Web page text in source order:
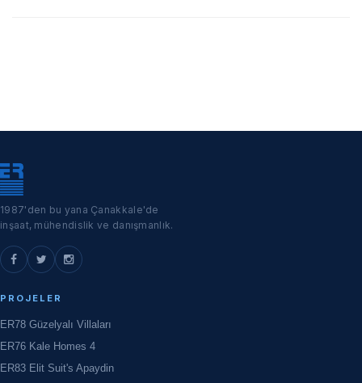
1987'den bu yana Çanakkale'de
inşaat, mühendislik ve danışmanlık.
PROJELER
ER78 Güzelyalı Villaları
ER76 Kale Homes 4
ER83 Elit Suit's Apaydin